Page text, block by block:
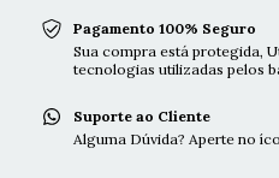
Pagamento 100% Seguro
Sua compra está protegida,
tecnologias utilizadas pelos
Suporte ao Cliente
Alguma Dúvida? Aperte no